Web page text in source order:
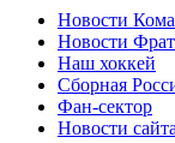
Новости
Новости
Наш хоккей
Сборная
Фан-cектор
Новости сайта